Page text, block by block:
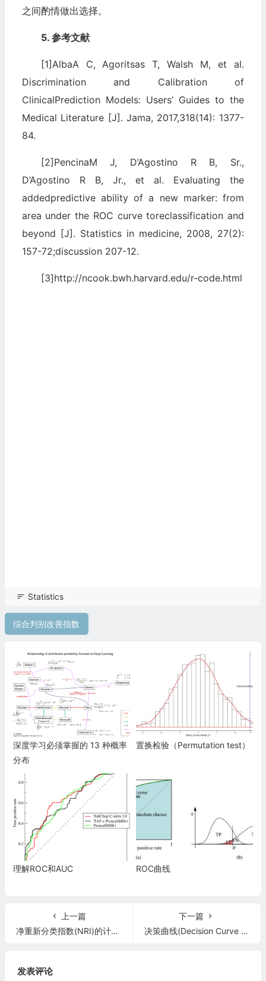
之间酌情做出选择。
5. 参考文献
[1]AlbaA C, Agoritsas T, Walsh M, et al.
Discrimination and Calibration of
ClinicalPrediction Models: Users’ Guides to the
Medical Literature [J]. Jama, 2017,318(14): 1377-
84.
[2]PencinaM J, D’Agostino R B, Sr.,
D’Agostino R B, Jr., et al. Evaluating the
addedpredictive ability of a new marker: from
area under the ROC curve toreclassification and
beyond [J]. Statistics in medicine, 2008, 27(2):
157-72;discussion 207-12.
[3]http://ncook.bwh.harvard.edu/r-code.html
Statistics
综合判别改善指数
深度学习必须掌握的 13 种概率
分布
置换检验（Permutation test）
理解ROC和AUC ROC曲线
上一篇
净重新分类指数(NRI)的计算方法
下一篇
决策曲线(Decision Curve Analysis)绘制
发表评论